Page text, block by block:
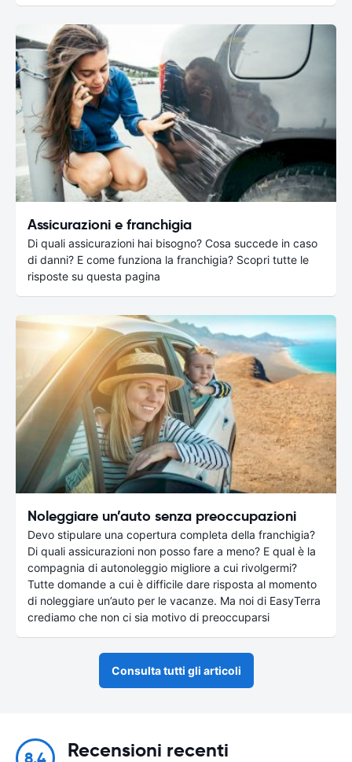
Assicurazioni e franchigia
Di quali assicurazioni hai bisogno? Cosa succede in caso
di danni? E come funziona la franchigia? Scopri tutte le
risposte su questa pagina
Noleggiare un’auto senza preoccupazioni
Devo stipulare una copertura completa della franchigia?
Di quali assicurazioni non posso fare a meno? E qual è la
compagnia di autonoleggio migliore a cui rivolgermi?
Tutte domande a cui è difficile dare risposta al momento
di noleggiare un’auto per le vacanze. Ma noi di EasyTerra
crediamo che non ci sia motivo di preoccuparsi
Consulta tutti gli articoli
Recensioni recenti